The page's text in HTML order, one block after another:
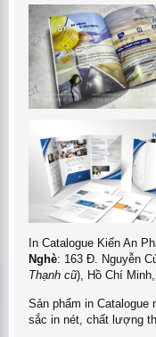
Số
Lượng
(quyển)
Số Trang
1 20 trang
20 trang
36 trang
48 trang
20 56 trang
Lưu ý:Giá In Nhanh
mực và thời điểm in ấn.
In Catalogue Kiến An
Nghè: 163 Đ. Nguyễn
Thạnh cũ), Hồ Chí
Sản phẩm in Catalogue
sắc in nét, chất lượng